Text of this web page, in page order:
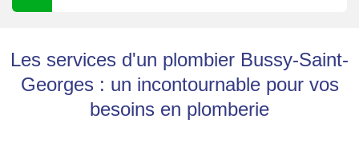
Les services d'un plombier Bussy-Saint-
Georges : un incontournable pour vos
besoins en plomberie